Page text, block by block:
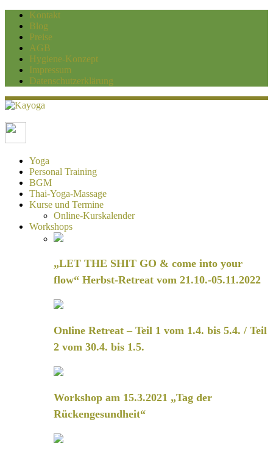
Kontakt
Blog
Preise
AGB
Hygiene-Konzept
Impressum
Datenschutzerklärung
Kayoga
Yoga und Personaltraining Duisburg
Yoga
Personal Training
BGM
Thai-Yoga-Massage
Kurse und Termine
Online-Kurskalender
Workshops
„LET THE SHIT GO & come into your
flow“ Herbst-Retreat vom 21.10.-05.11.2022
Online Retreat – Teil 1 vom 1.4. bis 5.4. / Teil
2 vom 30.4. bis 1.5.
Workshop am 15.3.2021 „Tag der
Rückengesundheit“